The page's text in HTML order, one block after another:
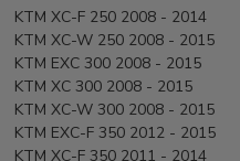
KTM XC-F 250 2008 - 2014
KTM XC-W 250 2008 - 2015
KTM EXC 300 2008 - 2015
KTM XC 300 2008 - 2015
KTM XC-W 300 2008 - 2015
KTM EXC-F 350 2012 - 2015
KTM XC-F 350 2011 - 2014